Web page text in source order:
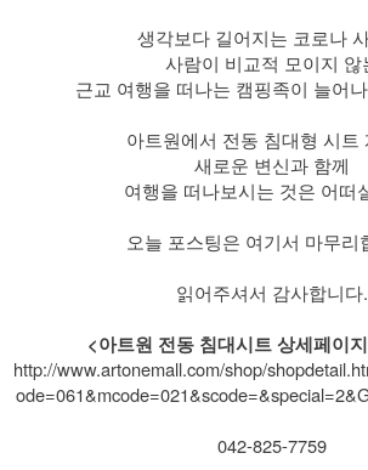
생각보다 길어지는 코로나
사람이 비교적 모이지 않
근교 여행을 떠나는 캠핑족이 늘어
아트원에서 전동 침대형 시트
새로운 변신과 함께
여행을 떠나보시는 것은 어떠
오늘 포스팅은 여기서 마무리
읽어주셔서 감사합니다.
<아트원 전동 침대시트 상세페이
http://www.artonemall.com/shop/
042-825-7759